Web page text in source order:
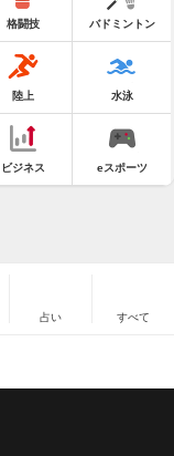
格闘技 バドミントン
陸上 水泳
ビジネス eスポーツ
占い すべて